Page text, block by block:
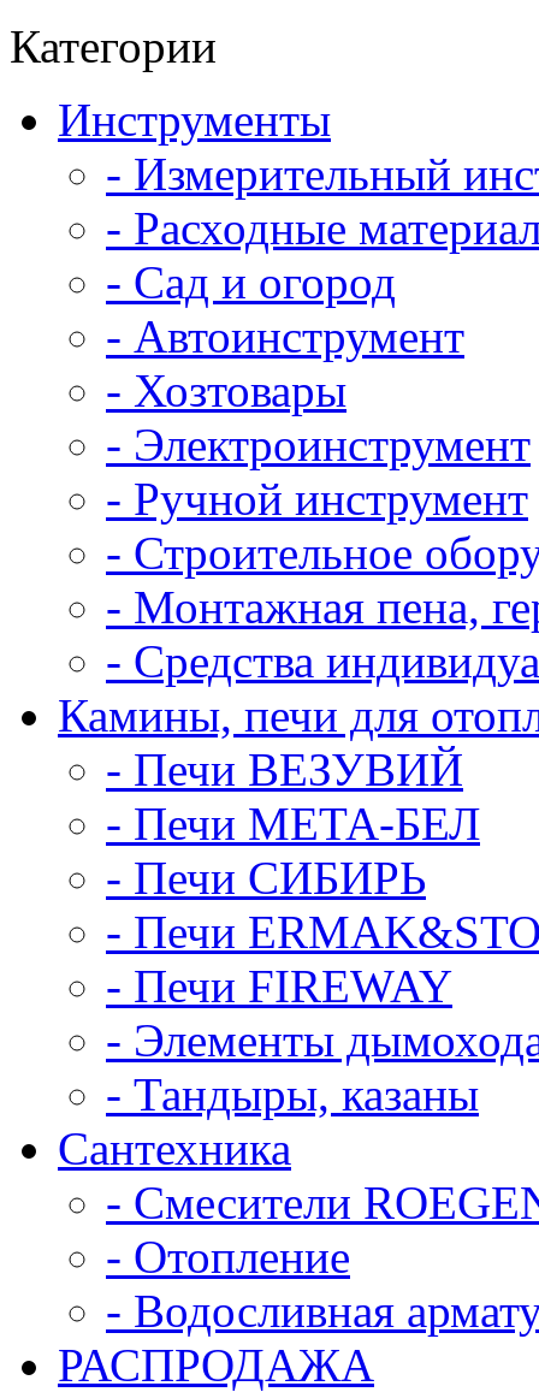
Категории
Инструменты
- Измерительный
- Расходные
- Сад и огород
- Автоинструмент
- Хозтовары
- Электроинструмент
- Ручной инструмент
- Строительное
- Монтажная пена,
- Средства
Камины, печи для
- Печи ВЕЗУВИЙ
- Печи МЕТА-БЕЛ
- Печи СИБИРЬ
- Печи
- Печи FIREWAY
- Элементы
- Тандыры, казаны
Сантехника
- Смесители
- Отопление
- Водосливная
РАСПРОДАЖА